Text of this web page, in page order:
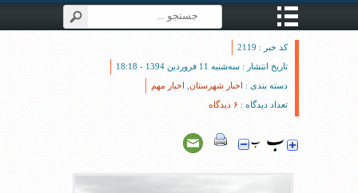
کد خبر : 2119
تاریخ انتشار : سه‌شنبه 11 فروردین 1394 - 18:18
دسته بندی : اخبار شهرستان اخبار مهم
تعداد دیدگاه : ۶ دیدگاه